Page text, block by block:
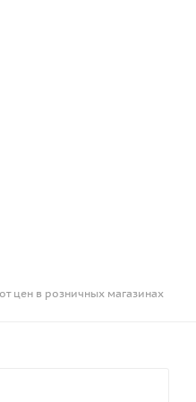
цен в розничных магазинах